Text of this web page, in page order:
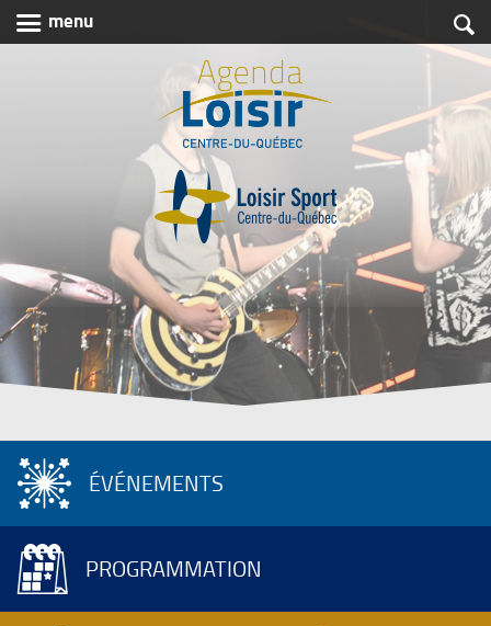
 menu 
Agenda
Loisir
Centre-
du-
Québec
ÉVÉNEMENTS
PROGRAMMATION